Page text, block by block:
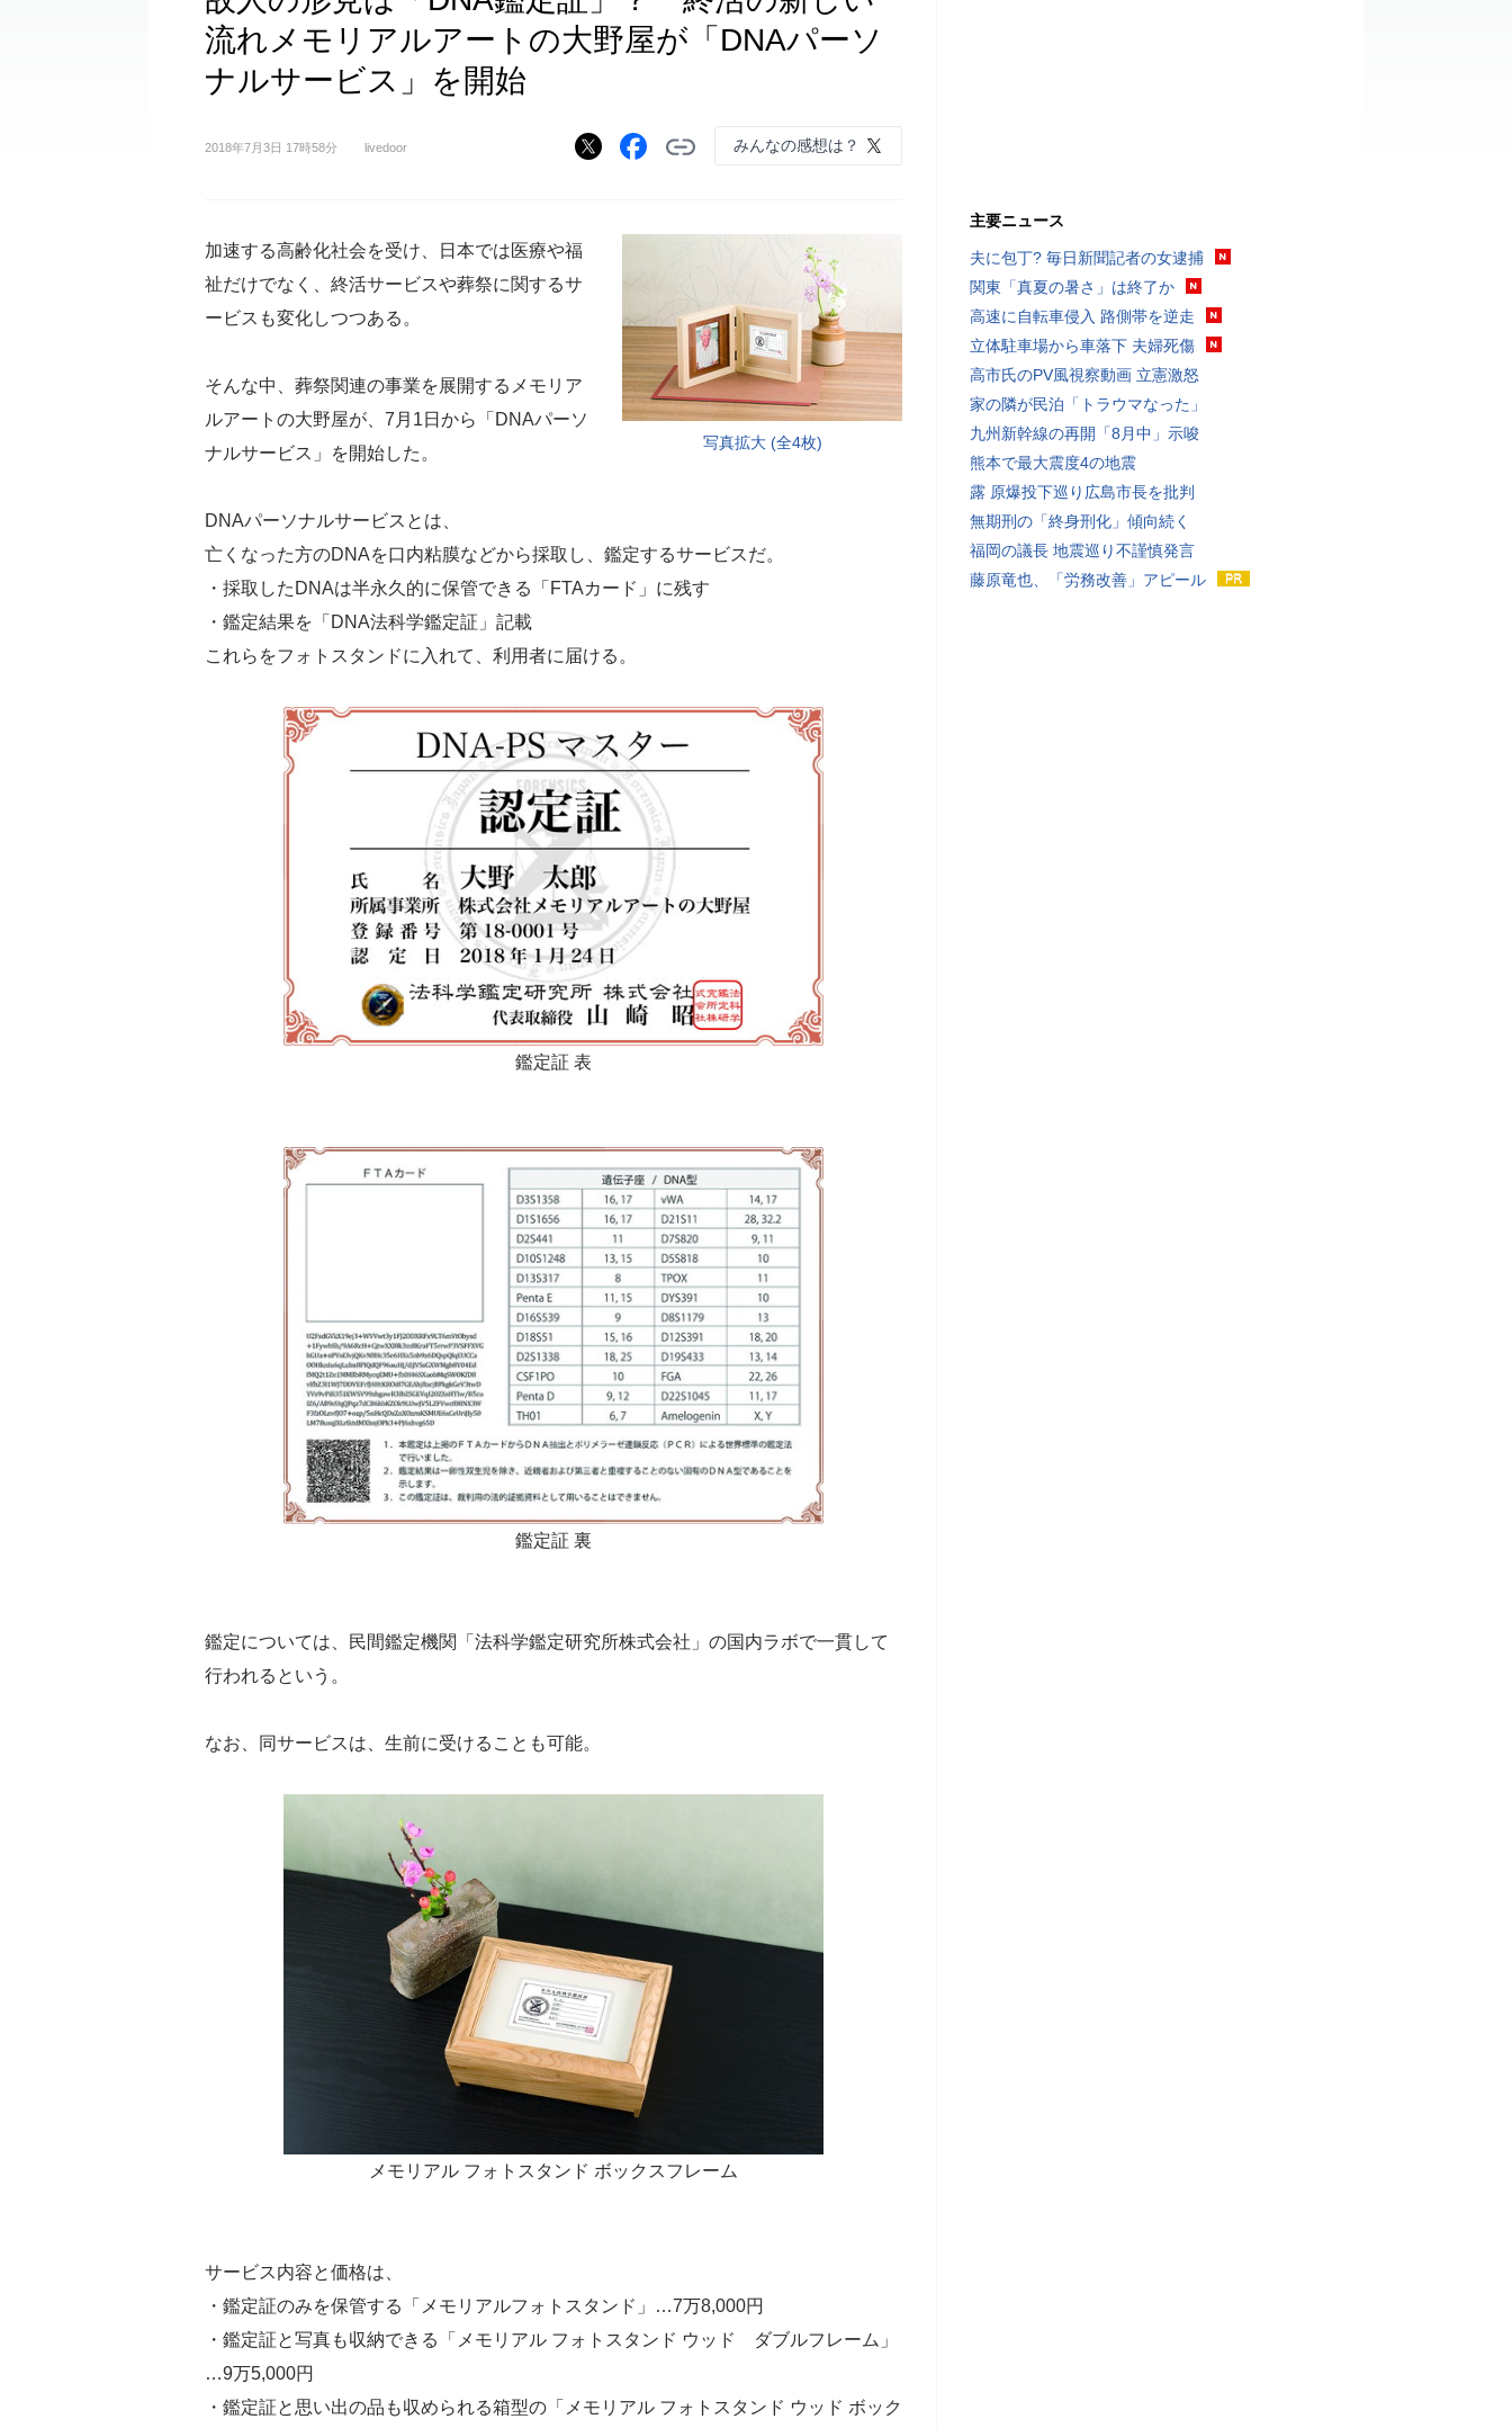
流れメモリアルアートの大野屋が「DNAパーソ
ナルサービス」を開始
2018年7月3日 17時58分 livedoor みんなの感想は？
写真拡大 (全4枚)
加速する高齢化社会を受け、日本では医療や福
祉だけでなく、終活サービスや葬祭に関するサ
ービスも変化しつつある。
そんな中、葬祭関連の事業を展開するメモリア
ルアートの大野屋が、7月1日から「DNAパーソ
ナルサービス」を開始した。
DNAパーソナルサービスとは、
亡くなった方のDNAを口内粘膜などから採取し、鑑定するサービスだ。
・採取したDNAは半永久的に保管できる「FTAカード」に残す
・鑑定結果を「DNA法科学鑑定証」記載
これらをフォトスタンドに入れて、利用者に届ける。
鑑定証 表
鑑定証 裏
鑑定については、民間鑑定機関「法科学鑑定研究所株式会社」の国内ラボで一貫して
行われるという。
なお、同サービスは、生前に受けることも可能。
メモリアル フォトスタンド ボックスフレーム
サービス内容と価格は、
・鑑定証のみを保管する「メモリアルフォトスタンド」…7万8,000円
・鑑定証と写真も収納できる「メモリアル フォトスタンド ウッド ダブルフレーム」
…9万5,000円
・鑑定証と思い出の品も収められる箱型の「メモリアル フォトスタンド ウッド ボック
主要ニュース
夫に包丁? 毎日新聞記者の女逮捕
関東「真夏の暑さ」は終了か
高速に自転車侵入 路側帯を逆走
立体駐車場から車落下 夫婦死傷
高市氏のPV風視察動画 立憲激怒
家の隣が民泊「トラウマなった」
九州新幹線の再開「8月中」示唆
熊本で最大震度4の地震
露 原爆投下巡り広島市長を批判
無期刑の「終身刑化」傾向続く
福岡の議長 地震巡り不謹慎発言
藤原竜也、「労務改善」アピール